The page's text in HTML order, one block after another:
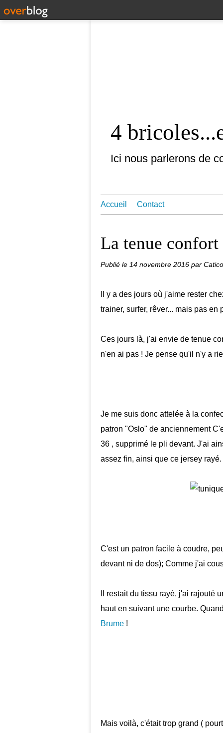
4
Ici nous parlerons de
Accueil Contact
La tenue
Publié le 14 novembre 2016 par
Il y a des jours où j'aime rester
trainer, surfer, rêver... mais pas en
Ces jours là, j'ai envie de tenue
n'en ai pas ! Je pense qu'il n'y a
Je me suis donc attelée à la
patron "Oslo" de anciennement
36 , supprimé le pli devant. J'ai
assez fin, ainsi que ce jersey rayé.
C'est un patron facile à coudre,
devant ni de dos); Comme j'ai
Il restait du tissu rayé, j'ai rajouté
haut en suivant une courbe.
Brume !
Mais voilà, c'était trop grand (